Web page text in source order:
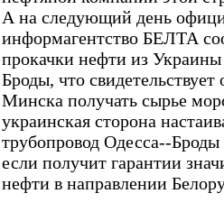
А на следующий день
информагентство БЕЛТА
прокачки нефти из
Броды, что
Минска получать сырье
украинская сторона
трубопровод Одесса--
если получит гарантии
нефти в направлении